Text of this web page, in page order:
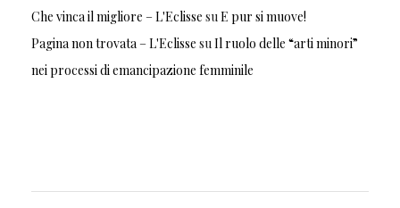
Che vinca il migliore – L'Eclisse suE pur si muove!
Pagina non trovata – L'Eclisse suIl ruolo delle “arti minori”
nei processi di emancipazione femminile